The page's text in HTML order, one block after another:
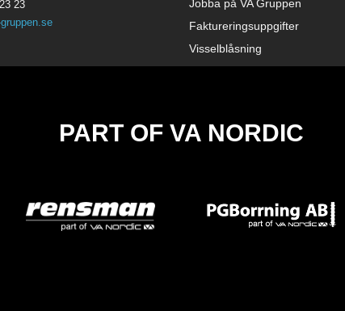
23
Jobba på VA Gruppen
Faktureringsuppgifter
Visselblåsning
PART OF VA NORDIC